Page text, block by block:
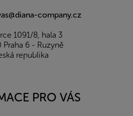
company.cz
1091/8, hala 3
Praha 6 - Ruzyně
republika
PRO VÁS